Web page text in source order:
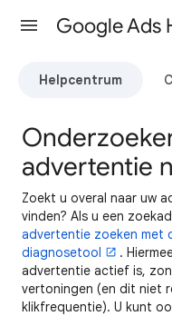
Google Ads
Helpcentrum
advertentie
Zoekt u overal naar uw
vinden? Als u een
advertentie zoeken met
diagnosetool
.
advertentie actief is,
vertoningen (en dit niet
klikfrequentie). U kunt